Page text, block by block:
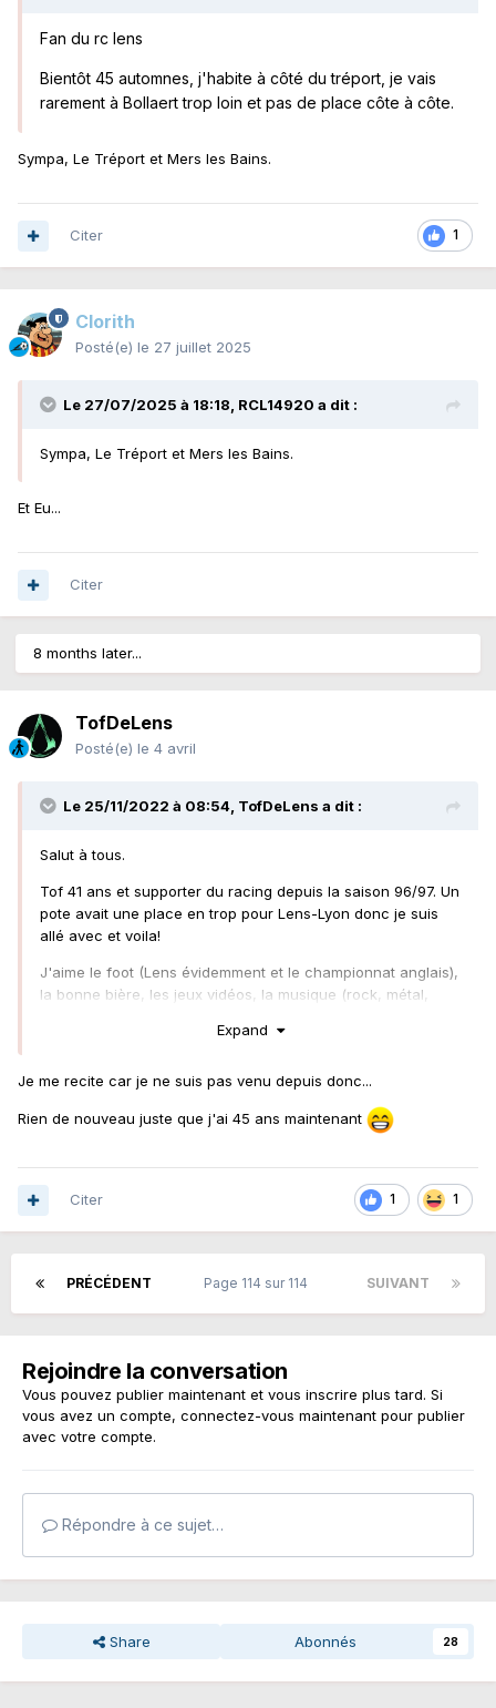
Fan du rc lens
Bientôt 45 automnes, j'habite à côté du tréport, je vais
rarement à Bollaert trop loin et pas de place côte à côte.
Sympa, Le Tréport et Mers les Bains.
1
Citer
Clorith
Posté(e) le 27 juillet 2025
Le 27/07/2025 à 18:18, RCL14920 a dit :
Sympa, Le Tréport et Mers les Bains.
Et Eu...
Citer
8 months later...
TofDeLens
Posté(e) le 4 avril
Le 25/11/2022 à 08:54, TofDeLens a dit :
Salut à tous.
Tof 41 ans et supporter du racing depuis la saison 96/97. Un
pote avait une place en trop pour Lens-Lyon donc je suis
allé avec et voila!
J'aime le foot (Lens évidemment et le championnat anglais),
la bonne bière, les jeux vidéos, la musique (rock, métal,
Voila voila.
Expand
Je me recite car je ne suis pas venu depuis donc...
Rien de nouveau juste que j'ai 45 ans maintenant
1 1
Citer
PRÉCÉDENT SUIVANT
Page 114 sur 114
Rejoindre la conversation
Vous pouvez publier maintenant et vous inscrire plus tard. Si
vous avez un compte, connectez-vous maintenant pour publier
avec votre compte.
Répondre à ce sujet…
Share Abonnés 28